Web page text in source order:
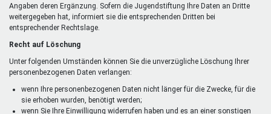
Angaben deren Ergänzung. Sofern die Jugendstiftung Ihre Daten an Dritte
weitergegeben hat, informiert sie die entsprechenden Dritten bei
entsprechender Rechtslage.
Recht auf Löschung
Unter folgenden Umständen können Sie die unverzügliche Löschung Ihrer
personenbezogenen Daten verlangen:
wenn Ihre personenbezogenen Daten nicht länger für die Zwecke, für die
sie erhoben wurden, benötigt werden;
wenn Sie Ihre Einwilligung widerrufen haben und es an einer sonstigen